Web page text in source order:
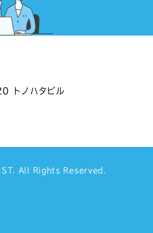
トノハタビル
. All Rights Reserved.